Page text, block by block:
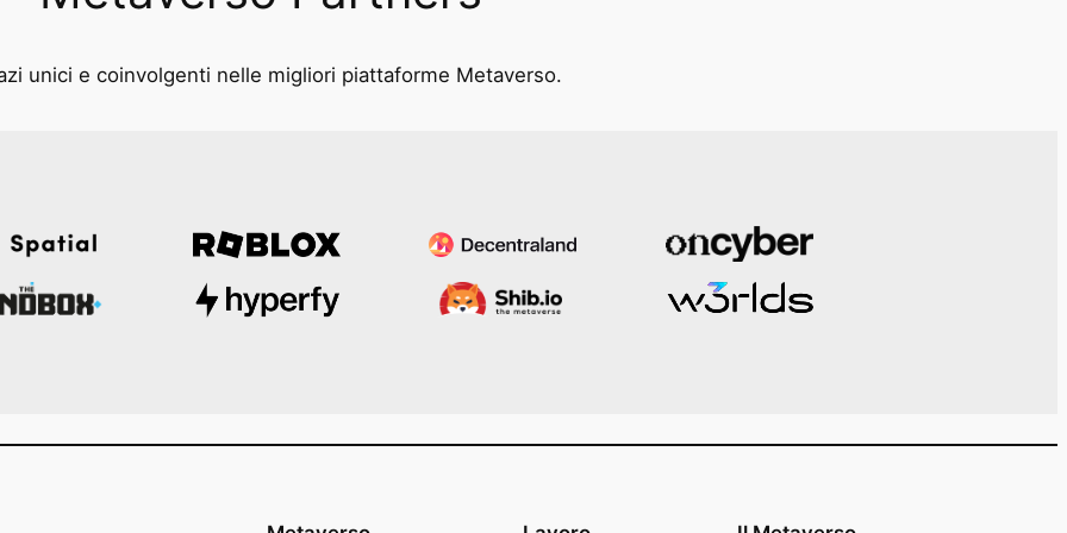
unici e coinvolgenti nelle migliori piattaforme Metaverso.